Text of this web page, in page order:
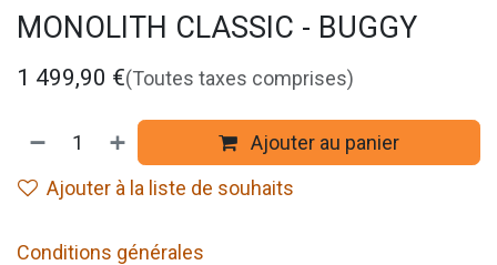
MONOLITH CLASSIC - BUGGY
1 499,90 €(Toutes taxes comprises)
Ajouter au panier
Ajouter à la liste de souhaits
Conditions générales